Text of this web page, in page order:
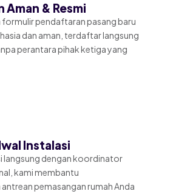
& Resmi
formulir pendaftaran pasang baru
dan aman, terdaftar langsung
perantara pihak ketiga yang
Instalasi
langsung dengan koordinator
kami membantu
pemasangan rumah Anda